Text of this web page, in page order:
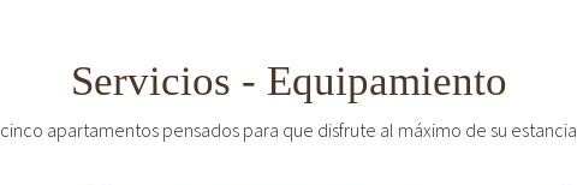
Servicios - Equipamiento
cinco apartamentos pensados para que disfrute al máximo de su estancia